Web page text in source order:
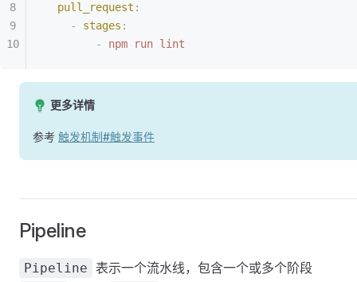
  pull_request
:
    -
stages :
        -
npm run lint
更多详情
参考 触发机制#触发事件
Pipeline
Pipeline 表示一个流水线，包含一个或多个阶段